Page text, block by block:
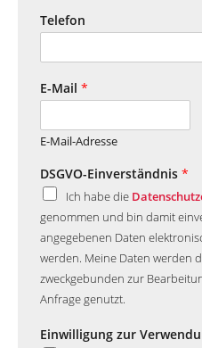
Telefon
E-Mail *
E-Mail-Adresse
DSGVO-Einverständnis *
Ich habe die
genommen und bin damit
angegebenen Daten
werden. Meine Daten werden
zweckgebunden zur
Anfrage genutzt.
Einwilligung zur